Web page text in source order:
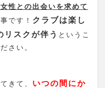
性との出会いを求めて
です！ クラブは楽し
リスクが伴う というこ
さい。
きて、 いつの間にか